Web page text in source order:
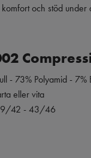
och stöd under
- 73% Polyamid - 7%
eller vita
42 - 43/46